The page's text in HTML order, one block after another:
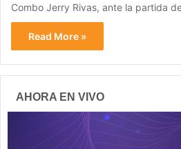
Combo Jerry Rivas, ante la partida
Read More »
AHORA EN VIVO